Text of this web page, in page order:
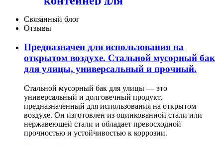
пожертвований одежды.
Корзина для пожертвований
из ткани.
Связанный блог
Отзывы
Предназначен для использования на
открытом воздухе. Стальной мусорный бак
для улицы, универсальный и прочный.
Стальной мусорный бак для улицы — это
универсальный и долговечный продукт,
предназначенный для использования на открытом
воздухе. Он изготовлен из оцинкованной стали или
нержавеющей стали и обладает превосходной
прочностью и устойчивостью к коррозии.